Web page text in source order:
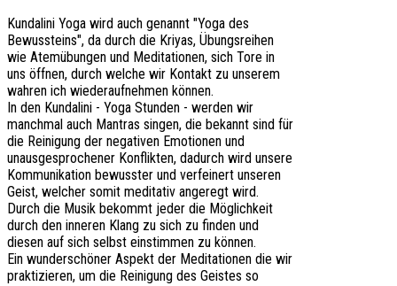
Kundalini Yoga wird auch genannt "Yoga des
Bewussteins", da durch die Kriyas, Übungsreihen
wie Atemübungen und Meditationen, sich Tore in
uns öffnen, durch welche wir Kontakt zu unserem
wahren ich wiederaufnehmen können.
In den Kundalini - Yoga Stunden - werden wir
manchmal auch Mantras singen, die bekannt sind für
die Reinigung der negativen Emotionen und
unausgesprochener Konflikten, dadurch wird unsere
Kommunikation bewusster und verfeinert unseren
Geist, welcher somit meditativ angeregt wird.
Durch die Musik bekommt jeder die Möglichkeit
durch den inneren Klang zu sich zu finden und
diesen auf sich selbst einstimmen zu können.
Ein wunderschöner Aspekt der Meditationen die wir
praktizieren, um die Reinigung des Geistes so